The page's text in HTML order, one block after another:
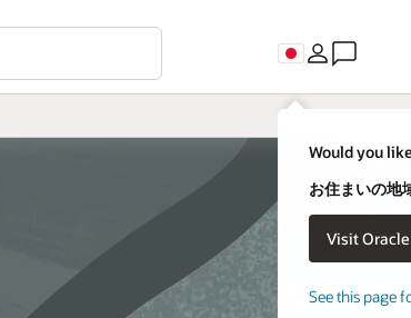
Would you
お住まいの地
See this page